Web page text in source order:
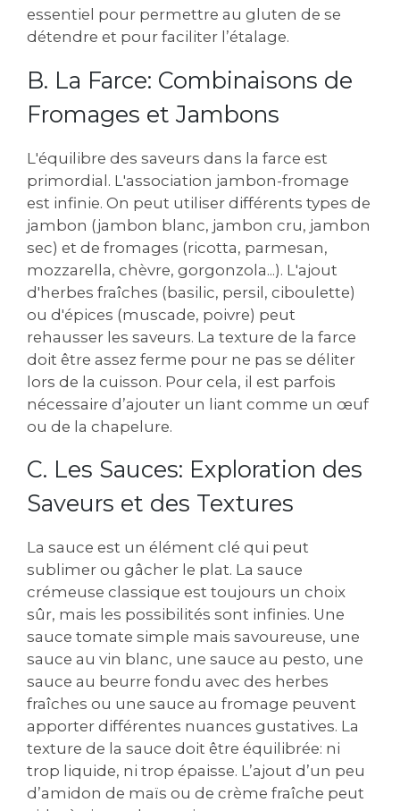
essentiel pour permettre au gluten de se
détendre et pour faciliter l’étalage.
B. La Farce: Combinaisons de
Fromages et Jambons
L'équilibre des saveurs dans la farce est
primordial. L'association jambon-fromage
est infinie. On peut utiliser différents types de
jambon (jambon blanc‚ jambon cru‚ jambon
sec) et de fromages (ricotta‚ parmesan‚
mozzarella‚ chèvre‚ gorgonzola...). L'ajout
d'herbes fraîches (basilic‚ persil‚ ciboulette)
ou d'épices (muscade‚ poivre) peut
rehausser les saveurs. La texture de la farce
doit être assez ferme pour ne pas se déliter
lors de la cuisson. Pour cela‚ il est parfois
nécessaire d’ajouter un liant comme un œuf
ou de la chapelure.
C. Les Sauces: Exploration des
Saveurs et des Textures
La sauce est un élément clé qui peut
sublimer ou gâcher le plat. La sauce
crémeuse classique est toujours un choix
sûr‚ mais les possibilités sont infinies. Une
sauce tomate simple mais savoureuse‚ une
sauce au vin blanc‚ une sauce au pesto‚ une
sauce au beurre fondu avec des herbes
fraîches ou une sauce au fromage peuvent
apporter différentes nuances gustatives. La
texture de la sauce doit être équilibrée: ni
trop liquide‚ ni trop épaisse. L’ajout d’un peu
d’amidon de maïs ou de crème fraîche peut